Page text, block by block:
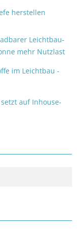
herstellen
Leichtbau-
mehr Nutzlast
im Leichtbau -
auf Inhouse-